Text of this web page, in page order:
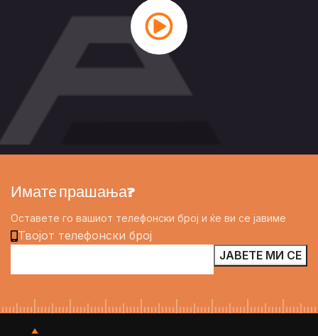
Имате прашања?
Оставете го вашиот телефонски број и ќе ви се јавиме
Твојот телефонски број